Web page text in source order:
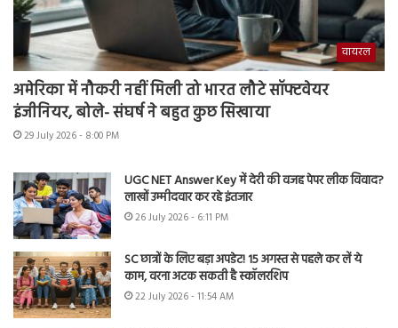
वायरल
अमेरिका में नौकरी नहीं मिली तो भारत लौटे सॉफ्टवेयर
इंजीनियर, बोले- संघर्ष ने बहुत कुछ सिखाया
29 July 2026 - 8:00 PM
UGC NET Answer Key में देरी की वजह पेपर लीक विवाद?
लाखों उम्मीदवार कर रहे इंतजार
26 July 2026 - 6:11 PM
SC छात्रों के लिए बड़ा अपडेट! 15 अगस्त से पहले कर लें ये
काम, वरना अटक सकती है स्कॉलरशिप
22 July 2026 - 11:54 AM